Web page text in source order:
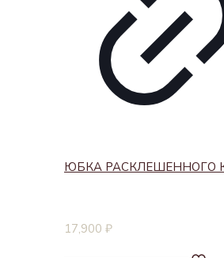
ЮБКА РАСКЛЕШЕННОГО
17,900 ₽